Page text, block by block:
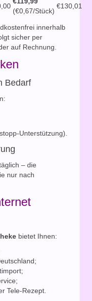
(€0,67/Stück)
€130,01
innerhalb
sicher per
auf Rechnung.
Bedarf
Unterstützung).
– die
nur nach
bietet Ihnen:
Tele-Rezept.